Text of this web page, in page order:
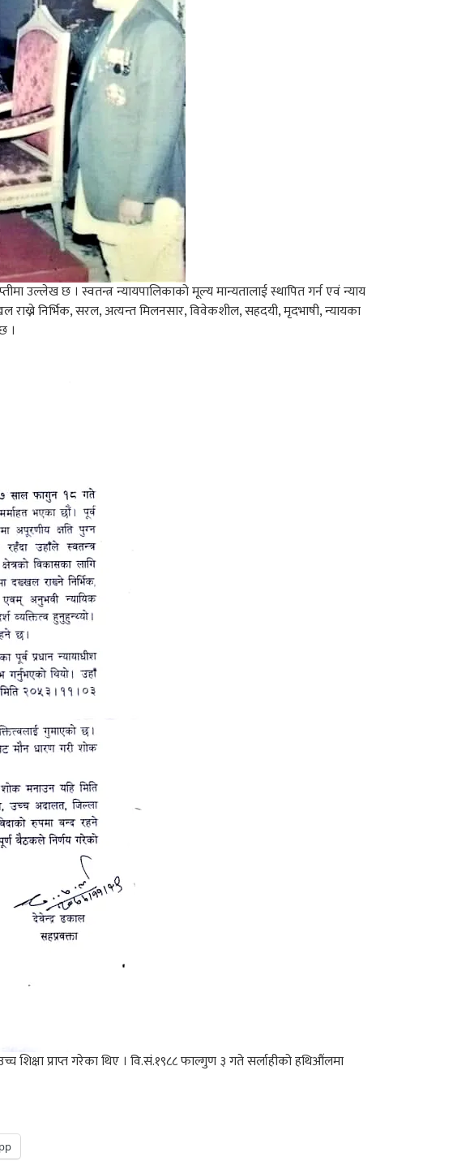
उल्लेख छ । स्वतन्त्र न्यायपालिकाको मूल्य मान्यतालाई स्थापित गर्न एवं न्याय
निर्भिक, सरल, अत्यन्त मिलनसार, विवेकशील, सहदयी, मृदभाषी, न्यायका
।
प्राप्त गरेका थिए । वि.सं.१९८८ फाल्गुण ३ गते सर्लाहीको हथिऔंलमा